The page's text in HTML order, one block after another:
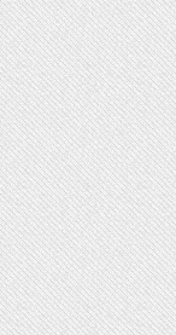
Facebook
RSS